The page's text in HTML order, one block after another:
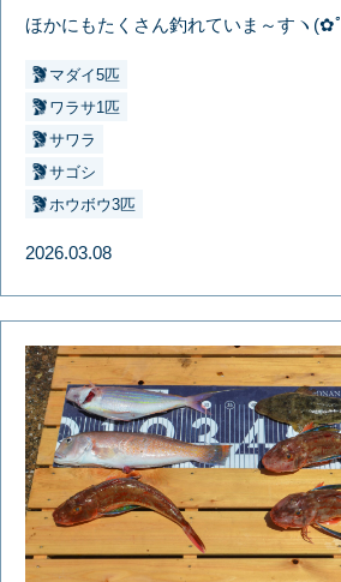
ほかにもたくさん釣れていま～すヽ
マダイ5匹
ワラサ1匹
サワラ
サゴシ
ホウボウ3匹
2026.03.08